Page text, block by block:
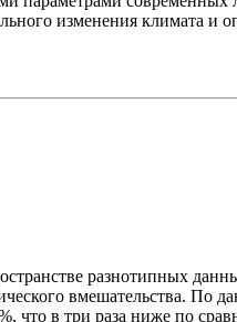
изменения климата и
разнотипных
вмешательства. По
что в три раза ниже по